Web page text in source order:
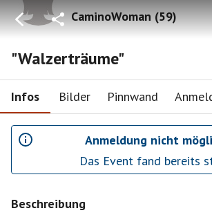
CaminoWoman(59)
"Walzerträume"
Infos Bilder Pinnwand
Anmeldung nicht
Das Event fand bereits
Beschreibung